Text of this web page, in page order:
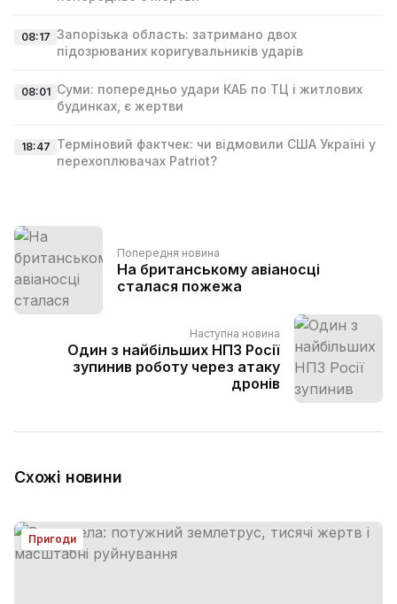
08:17 Запорізька область: затримано двох
підозрюваних коригувальників ударів
08:01 Суми: попередньо удари КАБ по ТЦ і житлових
будинках, є жертви
18:47 Терміновий фактчек: чи відмовили США Україні у
перехоплювачах Patriot?
Попередня новина
На британському авіаносці
сталася пожежа
Наступна новина
Один з найбільших НПЗ Росії
зупинив роботу через атаку
дронів
Схожі новини
Пригоди